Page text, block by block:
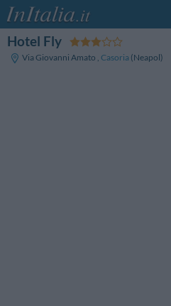
Hotel Fly
Via Giovanni Amato , Casoria (Neapol)